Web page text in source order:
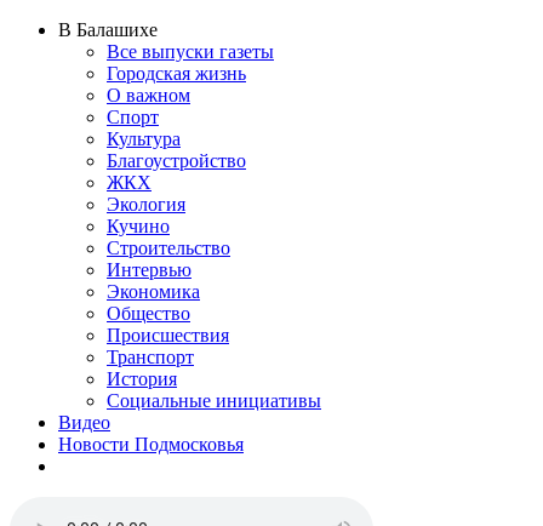
В Балашихе
Все выпуски газеты
Городская жизнь
О важном
Спорт
Культура
Благоустройство
ЖКХ
Экология
Кучино
Строительство
Интервью
Экономика
Общество
Происшествия
Транспорт
История
Социальные инициативы
Видео
Новости Подмосковья